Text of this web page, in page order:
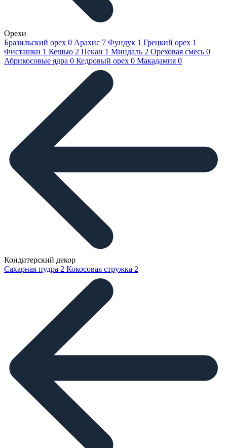
Орехи
Бразильский орех 0 Арахис 7 Фундук 1 Грецкий орех 1
Фисташки 1 Кешью 2 Пекан 1 Миндаль 2 Ореховая смесь 0
Абрикосовые ядра 0 Кедровый орех 0 Макадамия 0
Кондитерский декор
Сахарная пудра 2 Кокосовая стружка 2